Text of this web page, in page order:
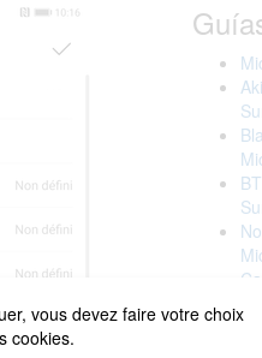
vous devez faire votre choix
cookies.